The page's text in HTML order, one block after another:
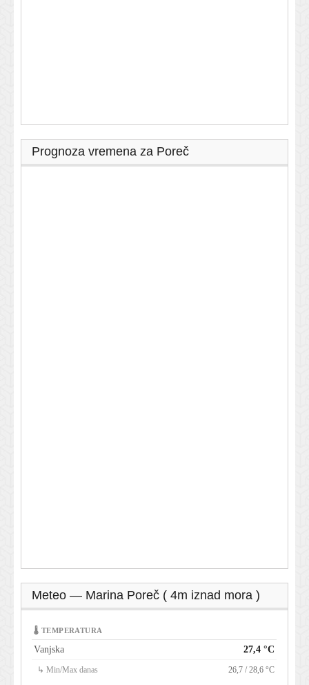
Prognoza vremena za Poreč
Meteo — Marina Poreč ( 4m iznad mora )
🌡 TEMPERATURA
Vanjska 27,4 °C
↳ Min/Max danas 26,7 / 28,6 °C